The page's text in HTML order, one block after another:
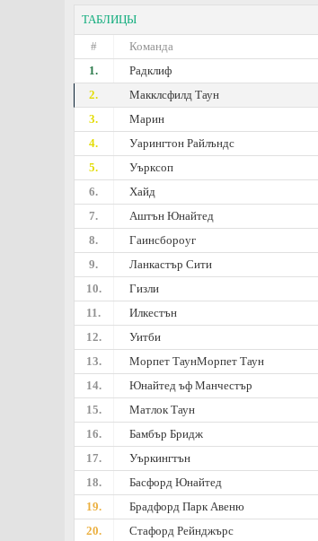
ТАБЛИЦЫ
#
Команда
1.
Радклиф
2.
Макклсфилд Таун
3.
Марин
4.
Уарингтон Райлъндс
5.
Уърксоп
6.
Хайд
7.
Аштън Юнайтед
8.
Гаинсбороуг
9.
Ланкастър Сити
10.
Гизли
11.
Илкестън
12.
Уитби
13.
Морпет ТаунМорпет Таун
14.
Юнайтед ъф Манчестър
15.
Матлок Таун
16.
Бамбър Бридж
17.
Уъркингтън
18.
Басфорд Юнайтед
19.
Брадфорд Парк Авеню
20.
Стафорд Рейнджърс